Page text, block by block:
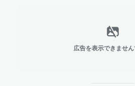
広告を表示できませ